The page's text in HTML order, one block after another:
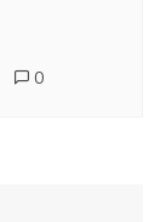
0